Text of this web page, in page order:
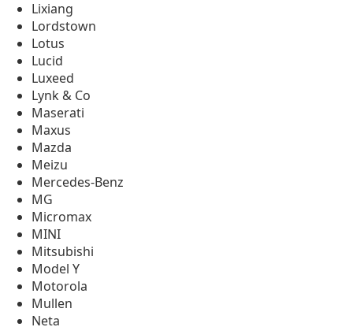
Lixiang
Lordstown
Lotus
Lucid
Luxeed
Lynk & Co
Maserati
Maxus
Mazda
Meizu
Mercedes-Benz
MG
Micromax
MINI
Mitsubishi
Model Y
Motorola
Mullen
Neta